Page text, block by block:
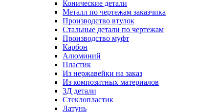
Конические детали
Металл по чертежам заказчика
Производство втулок
Стальные детали по чертежам
Производство муфт
Карбон
Алюминий
Пластик
Из нержавейки на заказ
Из композитных материалов
3Д детали
Стеклопластик
Латунь